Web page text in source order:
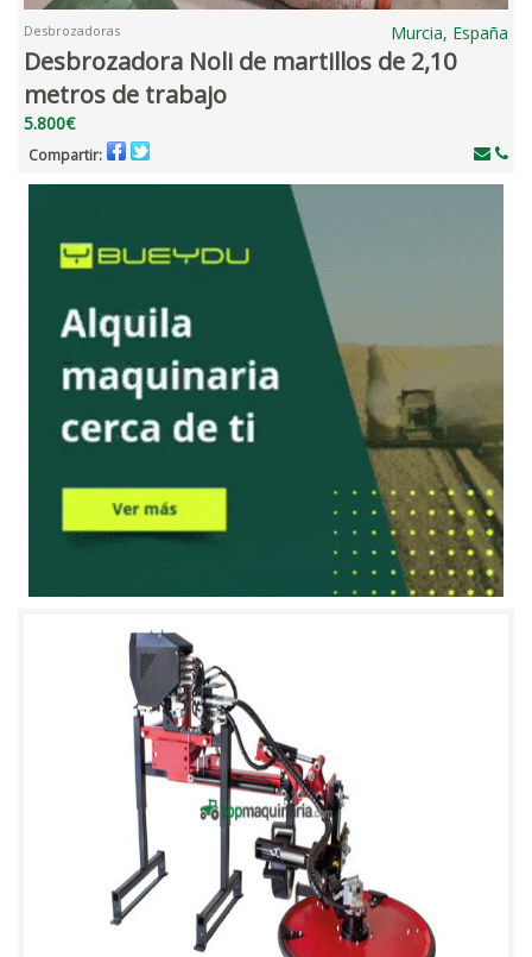
Desbrozadoras Murcia, España
Desbrozadora Noli de martillos de 2,10
metros de trabajo
5.800€
Compartir: